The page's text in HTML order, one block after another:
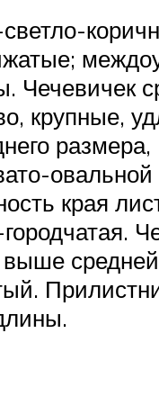
Чечевичек
крупные,
размера,
края
выше